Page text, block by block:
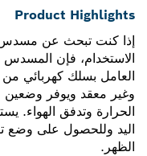
Product Highlights
إذا كنت تبحث عن مسدس
العامل بسلك كهربائي من
وغير معقد ويوفر وضعين
الحرارة وتدفق الهواء.
اليد وللحصول على وضع
الظهر.